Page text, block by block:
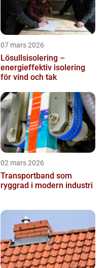
07 mars 2026
Lösullsisolering –
energieffektiv isolering
för vind och tak
02 mars 2026
Transportband som
ryggrad i modern industri